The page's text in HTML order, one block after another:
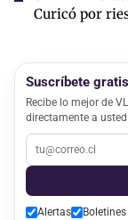
Curicó por
Suscríbete gratis
Recibe lo mejor de
directamente a
Alertas Boletines